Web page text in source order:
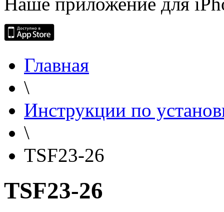
Главная
\
Инструкции по
\
TSF23-26
TSF23-26